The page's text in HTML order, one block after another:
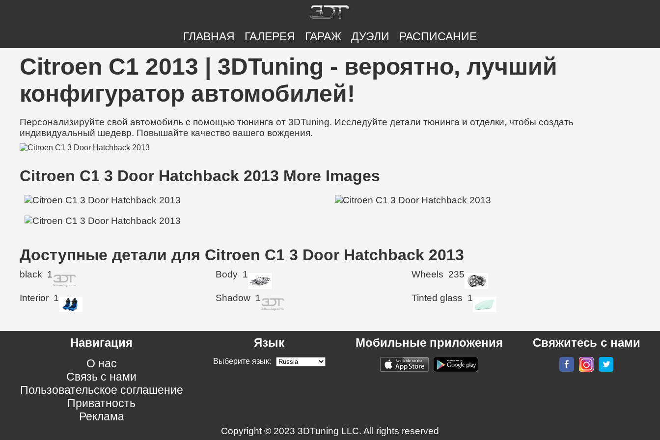
ГЛАВНАЯ ГАЛЕРЕЯ ГАРАЖ ДУЭЛИ РАСПИСАНИЕ
Citroen C1 2013 | 3DTuning - вероятно, лучший
конфигуратор автомобилей!
Персонализируйте свой автомобиль с помощью тюнинга от 3DTuning. Исследуйте детали тюнинга и отделки, чтобы создать
индивидуальный шедевр. Повышайте качество вашего вождения.
Citroen C1 3 Door Hatchback 2013 More Images
Доступные детали для Citroen C1 3 Door Hatchback 2013
black 1 Body 1 Wheels 235
Interior 1 Shadow 1 Tinted glass 1
Навигация
О нас
Связь с нами
Пользовательское соглашение
Приватность
Реклама
Язык
Выберите язык:
Мобильные приложения Свяжитесь с нами
Copyright © 2023 3DTuning LLC. All rights reserved